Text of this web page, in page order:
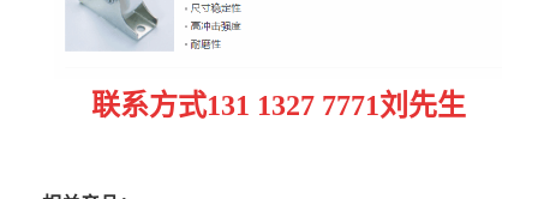
联系方式131 1327 7771刘先生